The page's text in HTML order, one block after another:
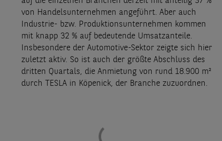
von Handelsunternehmen angeführt. Aber auch
Industrie- bzw. Produktionsunternehmen kommen
mit knapp 32 % auf bedeutende Umsatzanteile.
Insbesondere der Automotive-Sektor zeigte sich hier
zuletzt aktiv. So ist auch der größte Abschluss des
dritten Quartals, die Anmietung von rund 18.900 m²
durch TESLA in Köpenick, der Branche zuzuordnen.